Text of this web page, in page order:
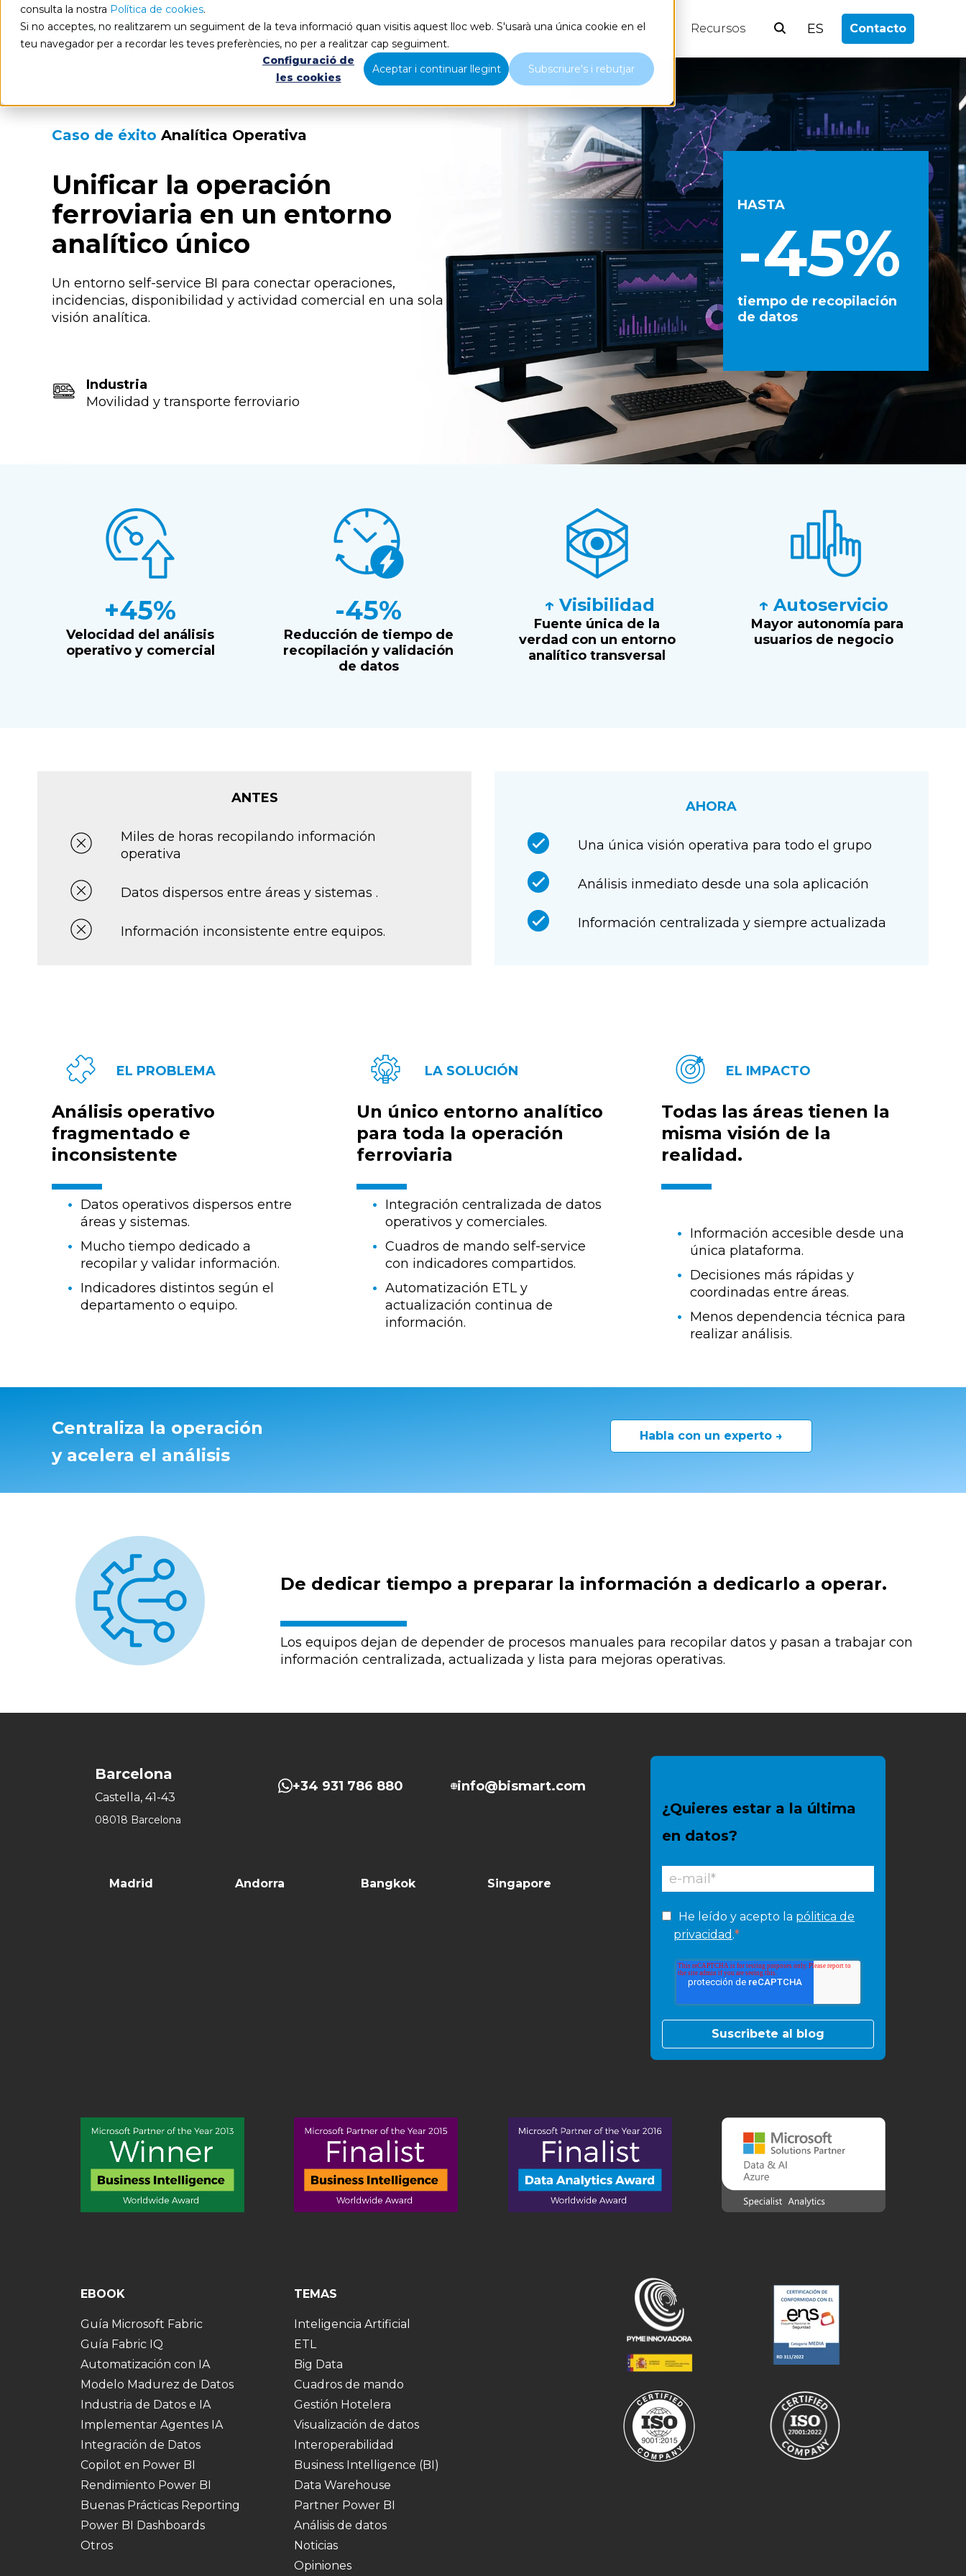
consulta la nostra Política de cookies.
Si no acceptes, no realitzarem un seguiment de la teva informació quan visitis aquest lloc web. S'usarà una única cookie en el
teu navegador per a recordar les teves preferències, no per a realitzar cap seguiment.
Configuració de
les cookies
Aceptar i continuar llegint Subscriure's i rebutjar
Qué hacemos Nosotros Blog Recursos ES Contacto
Caso de éxito Analítica Operativa
Unificar la operación
ferroviaria en un entorno
analítico único
Un entorno self-service BI para conectar operaciones,
incidencias, disponibilidad y actividad comercial en una sola
visión analítica.
Industria
Movilidad y transporte ferroviario
HASTA
-45%
tiempo de recopilación
de datos
+45%
Velocidad del análisis
operativo y comercial
-45%
Reducción de tiempo de
recopilación y validación
de datos
↑ Visibilidad
Fuente única de la
verdad con un entorno
analítico transversal
↑ Autoservicio
Mayor autonomía para
usuarios de negocio
ANTES
Miles de horas recopilando información
operativa
Datos dispersos entre áreas y sistemas .
Información inconsistente entre equipos.
AHORA
Una única visión operativa para todo el grupo
Análisis inmediato desde una sola aplicación
Información centralizada y siempre actualizada
EL PROBLEMA
Análisis operativo
fragmentado e
inconsistente
Datos operativos dispersos entre
áreas y sistemas.
Mucho tiempo dedicado a
recopilar y validar información.
Indicadores distintos según el
departamento o equipo.
LA SOLUCIÓN
Un único entorno analítico
para toda la operación
ferroviaria
Integración centralizada de datos
operativos y comerciales.
Cuadros de mando self-service
con indicadores compartidos.
Automatización ETL y
actualización continua de
información.
EL IMPACTO
Todas las áreas tienen la
misma visión de la
realidad.
Información accesible desde una
única plataforma.
Decisiones más rápidas y
coordinadas entre áreas.
Menos dependencia técnica para
realizar análisis.
Centraliza la operación
y acelera el análisis
Habla con un experto →
De dedicar tiempo a preparar la información a dedicarlo a operar.
Los equipos dejan de depender de procesos manuales para recopilar datos y pasan a trabajar con
información centralizada, actualizada y lista para mejoras operativas.
Barcelona
Castella, 41-43
08018 Barcelona
+34 931 786 880 info@bismart.com
Madrid Andorra Bangkok Singapore
¿Quieres estar a la última
en datos?
He leído y acepto la pólitica de
privacidad .*
EBOOK
Guía Microsoft Fabric
Guía Fabric IQ
Automatización con IA
Modelo Madurez de Datos
Industria de Datos e IA
Implementar Agentes IA
Integración de Datos
Copilot en Power BI
Rendimiento Power BI
Buenas Prácticas Reporting
Power BI Dashboards
Otros
TEMAS
Inteligencia Artificial
ETL
Big Data
Cuadros de mando
Gestión Hotelera
Visualización de datos
Interoperabilidad
Business Intelligence (BI)
Data Warehouse
Partner Power BI
Análisis de datos
Noticias
Opiniones